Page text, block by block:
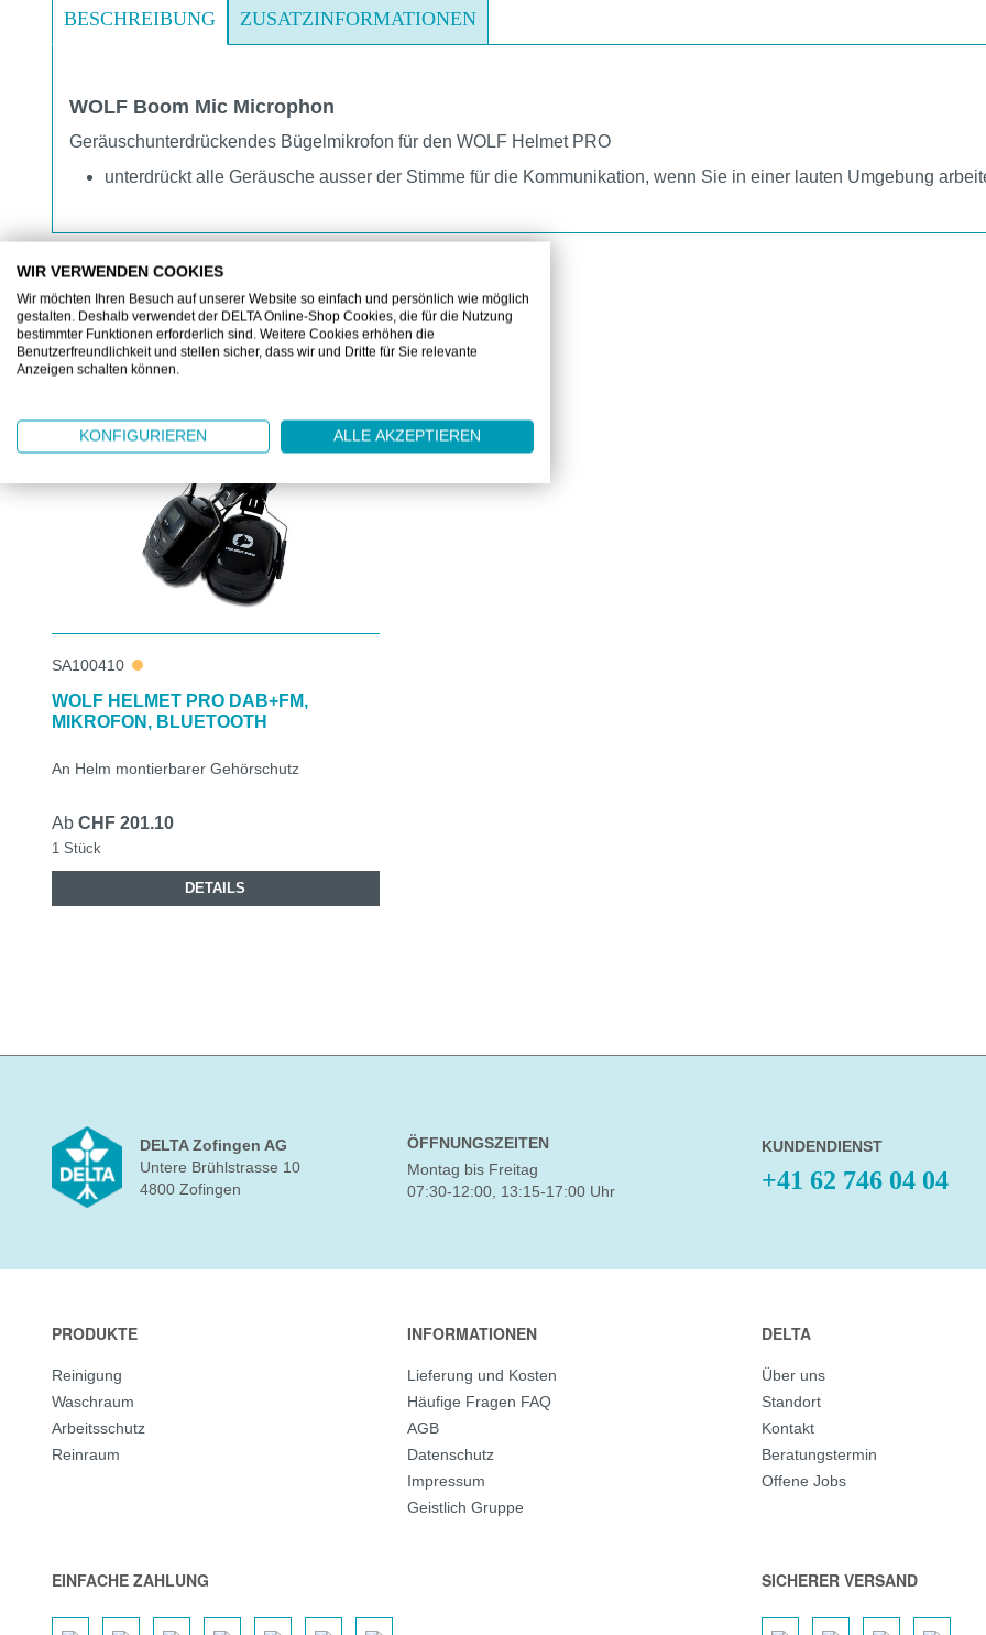
BESCHREIBUNG ZUSATZINFORMATIONEN
WOLF Boom Mic Microphon
Geräuschunterdrückendes Bügelmikrofon für den WOLF Helmet PRO
unterdrückt alle Geräusche ausser der Stimme für die Kommunikation, wenn Sie in einer lauten Umgebung
ZUBEHÖR
Produktgalerie überspringen
SA100410
WOLF HELMET PRO DAB+FM,
MIKROFON, BLUETOOTH
An Helm montierbarer Gehörschutz
Ab CHF 201.10
1 Stück
DETAILS
DELTA Zofingen AG
Untere Brühlstrasse 10
4800 Zofingen
ÖFFNUNGSZEITEN
Montag bis Freitag
07:30-12:00, 13:15-17:00 Uhr
KUNDENDIENST
+41 62 746 04 04
PRODUKTE
Reinigung
Waschraum
Arbeitsschutz
Reinraum
INFORMATIONEN
Lieferung und Kosten
Häufige Fragen FAQ
AGB
Datenschutz
Impressum
Geistlich Gruppe
DELTA
Über uns
Standort
Kontakt
Beratungstermin
Offene Jobs
EINFACHE ZAHLUNG SICHERER VERSAND
WIR VERWENDEN COOKIES
Wir möchten Ihren Besuch auf unserer Website so einfach und persönlich wie möglich
gestalten. Deshalb verwendet der DELTA Online-Shop Cookies, die für die Nutzung
bestimmter Funktionen erforderlich sind. Weitere Cookies erhöhen die
Benutzerfreundlichkeit und stellen sicher, dass wir und Dritte für Sie relevante
Anzeigen schalten können.
KONFIGURIEREN ALLE AKZEPTIEREN